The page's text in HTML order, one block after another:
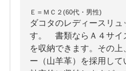
Ｅ＝ＭＣ２(60代・男性)
ダコタのレディースリ
す。 書類ならＡ４サイ
を収納できます。その
ー（山羊革）を採用し